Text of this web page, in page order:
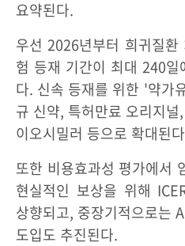
요약된다.
우선 2026년부터 희귀질
험 등재 기간이 최대 240
다. 신속 등재를 위한 '약가
규 신약, 특허만료 오리지
이오시밀러 등으로 확대된
또한 비용효과성 평가에서
현실적인 보상을 위해
상향되고, 중장기적으로는
도입도 추진된다.